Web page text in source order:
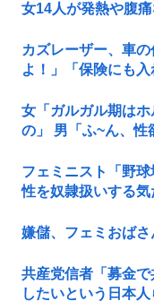
女14人が発熱や腹
カズレーザー、車
よ！」「保険にも入
女「ガルガル期は
の」 男「ふ~ん、性
フェミニスト「野
性を奴隷扱いする気
嫌儲、フェミおば
共産党信者「募金
したいという日本